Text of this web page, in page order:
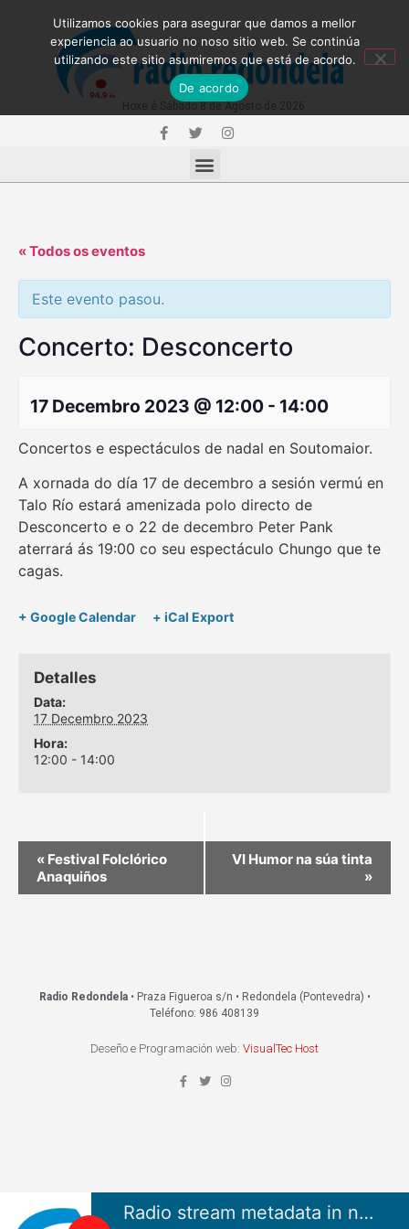
« Todos os eventos
Este evento pasou.
Concerto: Desconcerto
17 Decembro 2023 @ 12:00 - 14:00
Concertos e espectáculos de nadal en Soutomaior.
A xornada do día 17 de decembro a sesión vermú en
Talo Río estará amenizada polo directo de
Desconcerto e o 22 de decembro Peter Pank
aterrará ás 19:00 co seu espectáculo Chungo que te
cagas.
+ Google Calendar + iCal Export
Detalles
Data:
17 Decembro 2023
Hora:
12:00 - 14:00
« Festival Folclórico
Anaquiños
VI Humor na súa tinta
»
Radio Redondela• Praza Figueroa s/n • Redondela (Pontevedra) •
Teléfono: 986 408139
Deseño e Programación web: VisualTec Host
Utilizamos cookies para asegurar que damos a mellor
experiencia ao usuario no noso sitio web. Se continúa
utilizando este sitio asumiremos que está de acordo.
De acordo
Radio stream metadata in not available.